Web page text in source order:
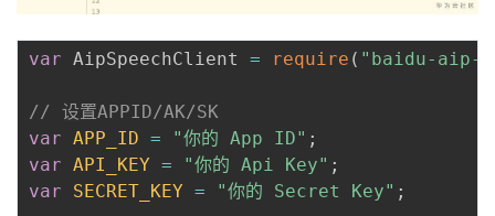
var AipSpeechClient = require ( "baidu-aip-
// 设置APPID/AK/SK
var APP_ID = "你的 App ID" ;
var API_KEY = "你的 Api Key" ;
var
SECRET_KEY = "你的 Secret Key" ;